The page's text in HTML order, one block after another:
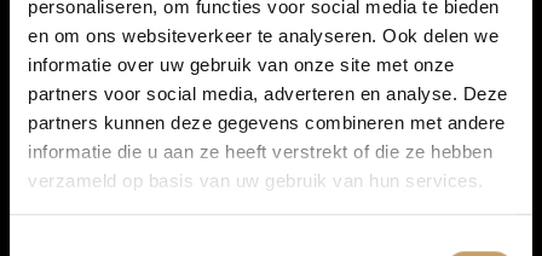
personaliseren, om functies voor social media te bieden
en om ons websiteverkeer te analyseren. Ook delen we
informatie over uw gebruik van onze site met onze
partners voor social media, adverteren en analyse. Deze
partners kunnen deze gegevens combineren met andere
informatie die u aan ze heeft verstrekt of die ze hebben
verzameld op basis van uw gebruik van hun services.
Persoonlijk advies
Mogelijkheid om een proefrit te maken
Duidelijke uitleg over uitvoering, onderhoud en
aflevermogelijkheden
Inruil en financiering mogelijk
Service en onderhoud op één vertrouwd adres
Afleverpakketten voor extra zekerheid
Zo weet je vooraf waar je aan toe bent en kun je met een
Autoverzekeringen
Verkoop
Auto onderhoud